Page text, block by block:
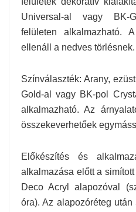
Universal-al vagy BK-
felületen alkalmazható.
ellenáll a nedves törlésnek.
Színválaszték: Arany,
Gold-al vagy BK-pol
alkalmazható. Az
összekeverhetőek
Előkészítés és
alkalmazása előtt a
Deco Acryl alapozóval
óra). Az alapozóréteg